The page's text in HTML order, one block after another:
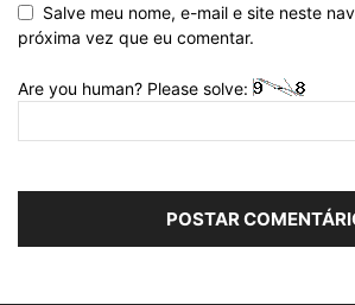
Salve meu nome, e-mail e site neste
próxima vez que eu comentar.
Are you human? Please solve: